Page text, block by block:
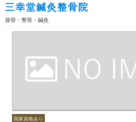
三幸堂鍼灸整骨院
接骨・整骨・鍼灸
国家資格あり